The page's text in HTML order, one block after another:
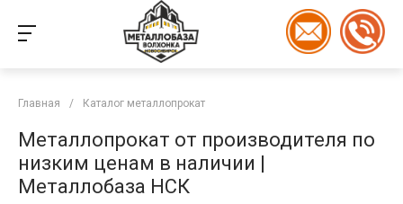
Главная / Каталог металлопрокат
Металлопрокат от производителя по
низким ценам в наличии |
Металлобаза НСК